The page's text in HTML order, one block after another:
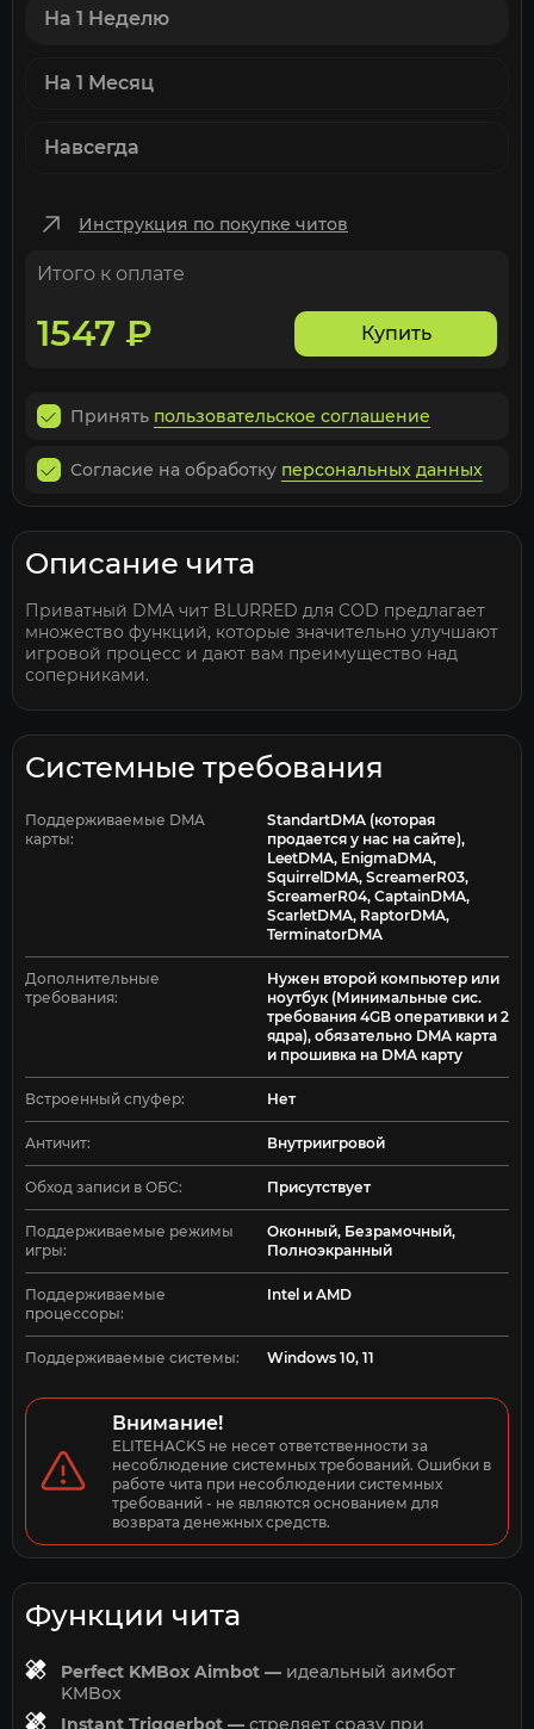
На 1 Неделю
На 1 Месяц
Навсегда
Инструкция по покупке читов
Итого к оплате
1547 ₽ Купить
Принять пользовательское соглашение
Согласие на обработку персональных данных
Описание чита
Приватный DMA чит BLURRED для COD предлагает
множество функций, которые значительно улучшают
игровой процесс и дают вам преимущество над
соперниками.
Системные требования
Поддерживаемые DMA
карты:
StandartDMA (которая
продается у нас на сайте),
LeetDMA, EnigmaDMA,
SquirrelDMA, ScreamerR03,
ScreamerR04, CaptainDMA,
ScarletDMA, RaptorDMA,
TerminatorDMA
Дополнительные
требования:
Нужен второй компьютер или
ноутбук (Минимальные сис.
требования 4GB оперативки и 2
ядра), обязательно DMA карта
и прошивка на DMA карту
Встроенный спуфер: Нет
Античит: Внутриигровой
Обход записи в ОБС: Присутствует
Поддерживаемые режимы
игры:
Оконный, Безрамочный,
Полноэкранный
Поддерживаемые
процессоры:
Intel и AMD
Поддерживаемые системы: Windows 10, 11
Внимание!
ELITEHACKS не несет ответственности за
несоблюдение системных требований. Ошибки в
работе чита при несоблюдении системных
требований - не являются основанием для
возврата денежных средств.
Функции чита
Perfect KMBox Aimbot — идеальный аимбот
KMBox
Instant Triggerbot — стреляет сразу при